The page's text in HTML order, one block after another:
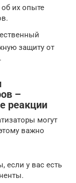
их опыте
защиту от
–
реакции
могут
важно
если у вас есть